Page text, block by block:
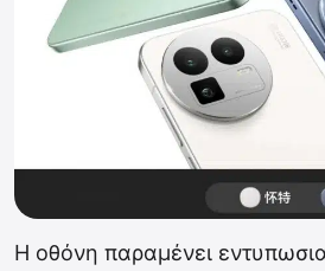
Η οθόνη παραμένει